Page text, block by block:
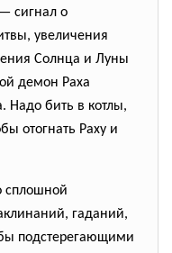
сигнал о
увеличения
Солнца и Луны
демон Раха
Надо бить в котлы,
отогнать Раху и
сплошной
гаданий,
подстерегающими